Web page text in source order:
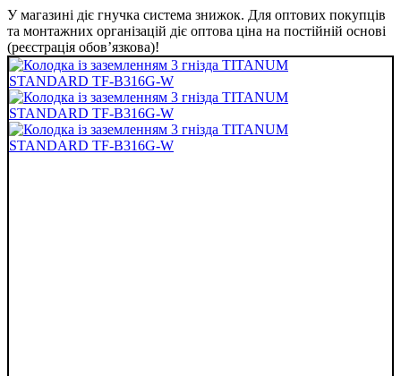
У магазині діє гнучка система знижок. Для оптових покупців
та монтажних організацій діє оптова ціна на постійній основі
(реєстрація обов’язкова)!